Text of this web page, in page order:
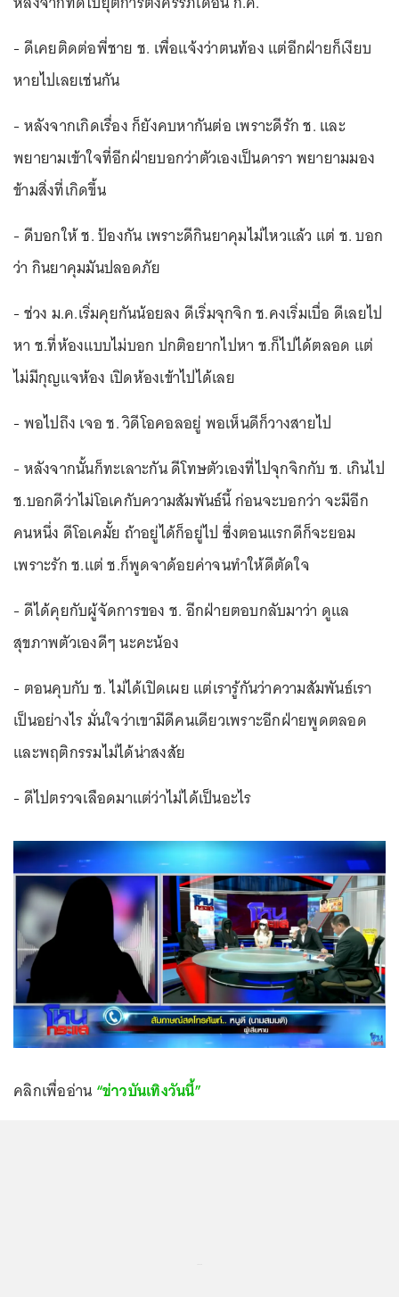
- ดีเคยติดต่อพี่ชาย ช. เพื่อแจ้งว่าตนท้อง แต่อีกฝ่ายก็เงียบ
หายไปเลยเช่นกัน
- หลังจากเกิดเรื่อง ก็ยังคบหากันต่อ เพราะดีรัก ช. และ
พยายามเข้าใจที่อีกฝ่ายบอกว่าตัวเองเป็นดารา พยายามมอง
ข้ามสิ่งที่เกิดขึ้น
- ดีบอกให้ ช. ป้องกัน เพราะดีกินยาคุมไม่ไหวแล้ว แต่ ช. บอก
ว่า กินยาคุมมันปลอดภัย
- ช่วง ม.ค.เริ่มคุยกันน้อยลง ดีเริ่มจุกจิก ช.คงเริ่มเบื่อ ดีเลยไป
หา ช.ที่ห้องแบบไม่บอก ปกติอยากไปหา ช.ก็ไปได้ตลอด แต่
ไม่มีกุญแจห้อง เปิดห้องเข้าไปได้เลย
- พอไปถึง เจอ ช. วิดีโอคอลอยู่ พอเห็นดีก็วางสายไป
- หลังจากนั้นก็ทะเลาะกัน ดีโทษตัวเองที่ไปจุกจิกกับ ช. เกินไป
ช.บอกดีว่าไม่โอเคกับความสัมพันธ์นี้ ก่อนจะบอกว่า จะมีอีก
คนหนึ่ง ดีโอเคมั้ย ถ้าอยู่ได้ก็อยู่ไป ซึ่งตอนแรกดีก็จะยอม
เพราะรัก ช.แต่ ช.ก็พูดจาด้อยค่าจนทำให้ดีตัดใจ
- ดีได้คุยกับผู้จัดการของ ช. อีกฝ่ายตอบกลับมาว่า ดูแล
สุขภาพตัวเองดีๆ นะคะน้อง
- ตอนคุบกับ ช. ไม่ได้เปิดเผย แต่เรารู้กันว่าความสัมพันธ์เรา
เป็นอย่างไร มั่นใจว่าเขามีดีคนเดียวเพราะอีกฝ่ายพูดตลอด
และพฤติกรรมไม่ได้น่าสงสัย
- ดีไปตรวจเลือดมาแต่ว่าไม่ได้เป็นอะไร
คลิกเพื่ออ่าน “ข่าวบันเทิงวันนี้”